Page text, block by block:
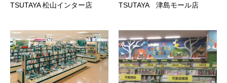
TSUTAYA 松山インター店 TSUTAYA 津島モール店